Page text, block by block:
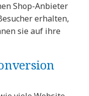
Shop-Anbieter
erhalten,
sie auf ihre